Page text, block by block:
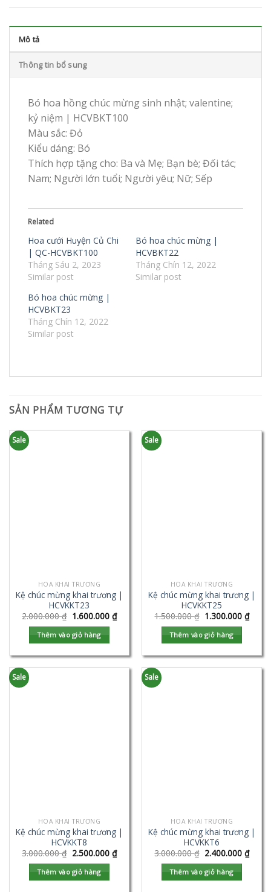
Mô tả
Thông tin bổ sung
Bó hoa hồng chúc mừng sinh nhật; valentine;
kỷ niệm | HCVBKT100
Màu sắc: Đỏ
Kiểu dáng: Bó
Thích hợp tặng cho: Ba và Mẹ; Bạn bè; Đối tác;
Nam; Người lớn tuổi; Người yêu; Nữ; Sếp
Related
Hoa cưới Huyện Củ Chi
| QC-HCVBKT100
Tháng Sáu 2, 2023
Similar post
Bó hoa chúc mừng |
HCVBKT22
Tháng Chín 12, 2022
Similar post
Bó hoa chúc mừng |
HCVBKT23
Tháng Chín 12, 2022
Similar post
SẢN PHẨM TƯƠNG TỰ
Sale
HOA KHAI TRƯƠNG
Kệ chúc mừng khai trương |
HCVKKT23
2.000.000₫ 1.600.000 ₫
Thêm vào giỏ hàng
Sale
HOA KHAI TRƯƠNG
Kệ chúc mừng khai trương |
HCVKKT25
1.500.000₫ 1.300.000 ₫
Thêm vào giỏ hàng
Sale
HOA KHAI TRƯƠNG
Kệ chúc mừng khai trương |
HCVKKT8
3.000.000₫ 2.500.000 ₫
Thêm vào giỏ hàng
Sale
HOA KHAI TRƯƠNG
Kệ chúc mừng khai trương |
HCVKKT6
3.000.000₫ 2.400.000 ₫
Thêm vào giỏ hàng